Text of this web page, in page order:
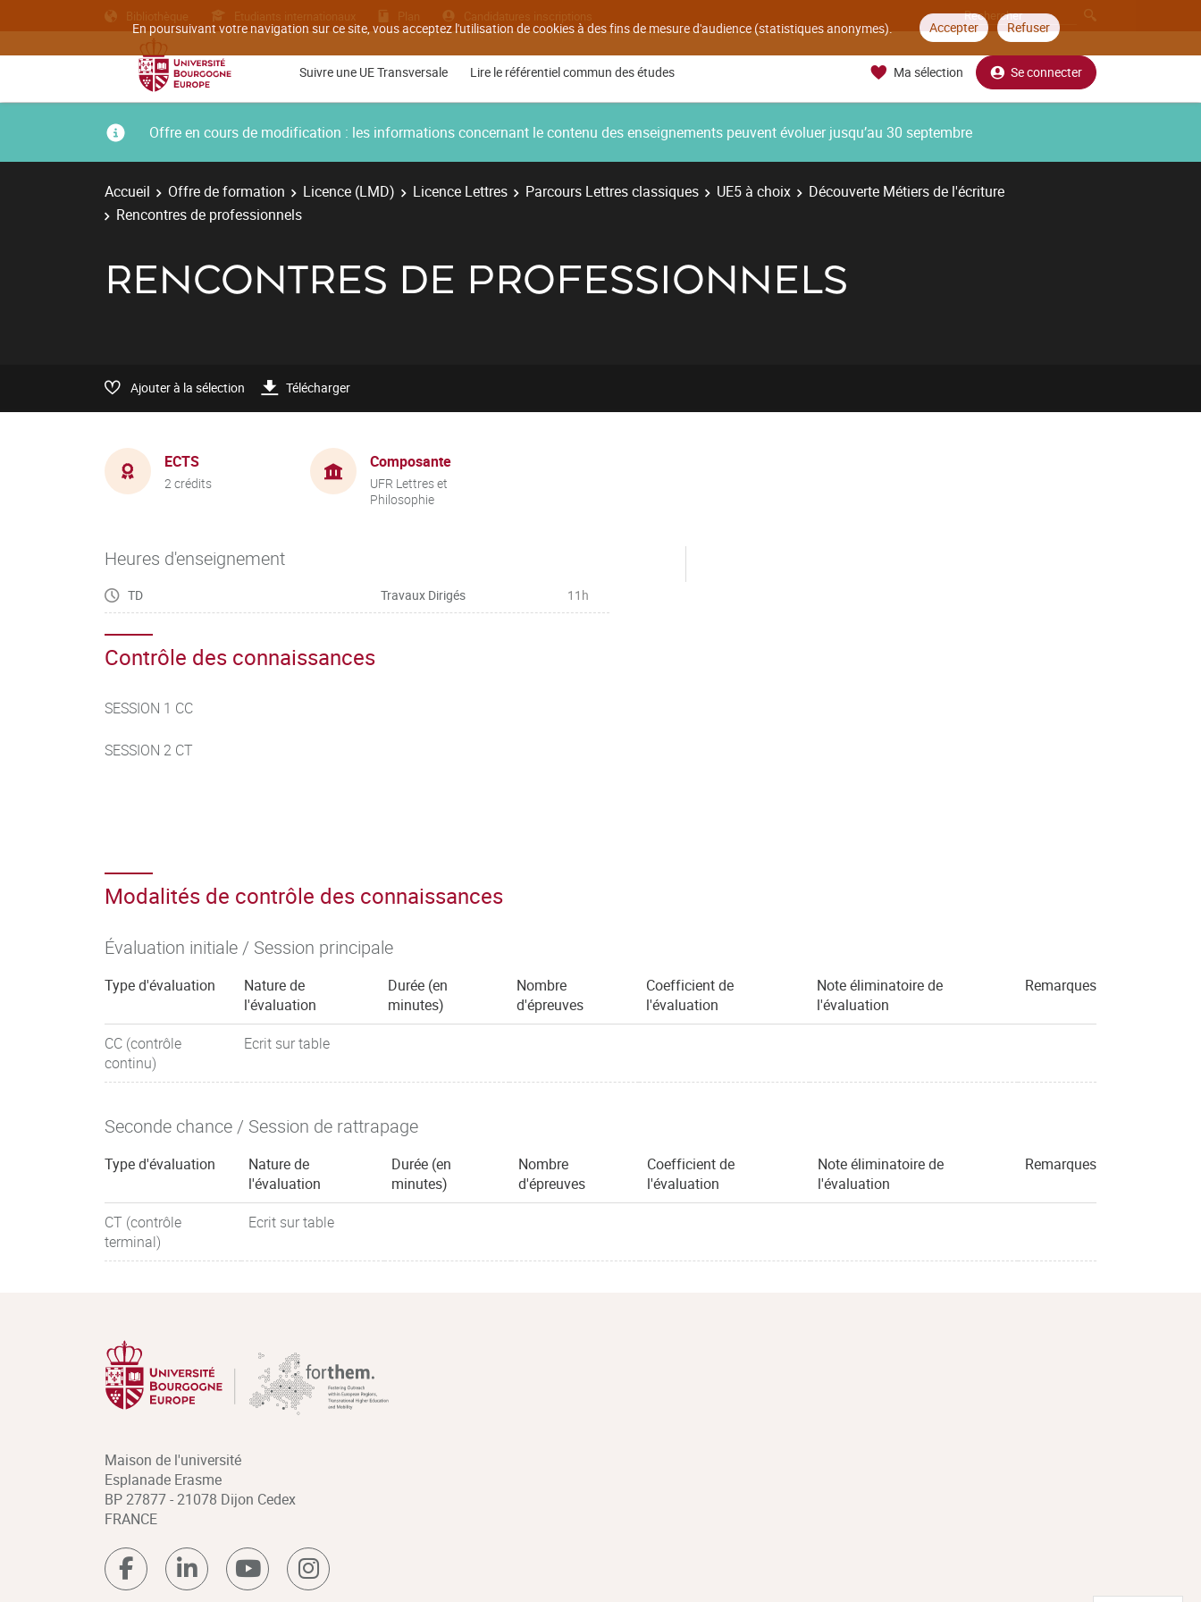
En poursuivant votre navigation sur ce site, vous acceptez l'utilisation de cookies à des fins de mesure d'audience (statistiques anonymes). Accepter Refuser
Bibliothèque Etudiants internationaux Plan Candidatures inscriptions
Suivre une UE Transversale Lire le référentiel commun des études Ma sélection Se connecter
Offre en cours de modification : les informations concernant le contenu des enseignements peuvent évoluer jusqu’au 30 septembre
Accueil Offre de formation Licence (LMD) Licence Lettres Parcours Lettres classiques UE5 à choix
Découverte Métiers de l'écriture
Rencontres de professionnels
RENCONTRES DE PROFESSIONNELS
Ajouter à la sélection Télécharger
ECTS
2 crédits
Composante
UFR Lettres et
Philosophie
Heures d'enseignement
TD Travaux Dirigés 11h
Contrôle des connaissances
SESSION 1 CC
SESSION 2 CT
Modalités de contrôle des connaissances
Évaluation initiale / Session principale
Type d'évaluation
Nature de
l'évaluation
Durée (en
minutes)
Nombre
d'épreuves
Coefficient de
l'évaluation
Note éliminatoire de
l'évaluation
Remarques
CC (contrôle
continu)
Ecrit sur table
Seconde chance / Session de rattrapage
Type d'évaluation
Nature de
l'évaluation
Durée (en
minutes)
Nombre
d'épreuves
Coefficient de
l'évaluation
Note éliminatoire de
l'évaluation
Remarques
CT (contrôle
terminal)
Ecrit sur table
Maison de l'université
Esplanade Erasme
BP 27877 - 21078 Dijon Cedex
FRANCE